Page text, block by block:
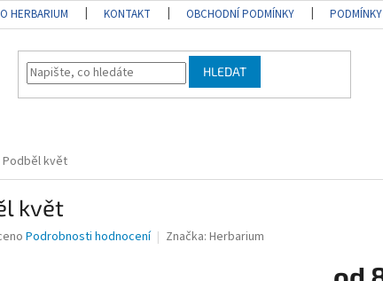
O HERBARIUM KONTAKT OBCHODNÍ PODMÍNKY
HLEDAT
Podběl květ
květ
Podrobnosti hodnocení Značka: Herbarium